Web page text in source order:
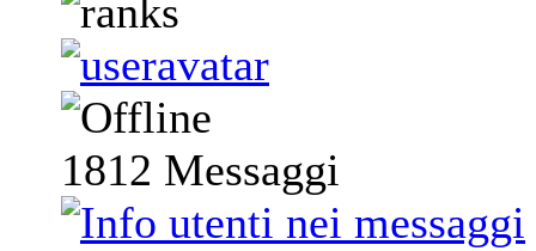
1812 Messaggi